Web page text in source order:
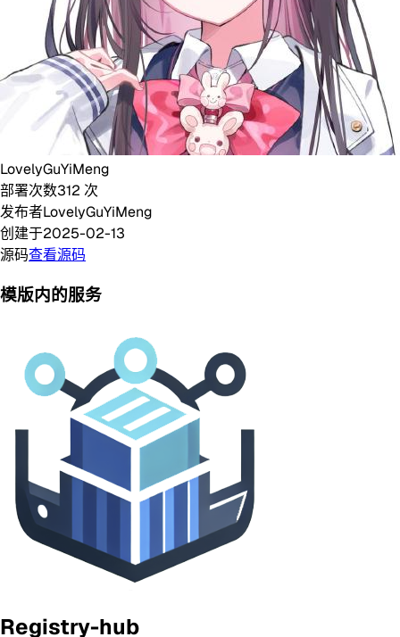
LovelyGuYiMeng
部署次数312 次
发布者LovelyGuYiMeng
创建于2025-02-13
源码查看源码
模版内的服务
Registry-hub